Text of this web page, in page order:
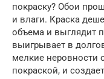
покраску? Обои
и влаги. Краска
объема и выглядит
выигрывает в
мелкие неровности
покраской, и